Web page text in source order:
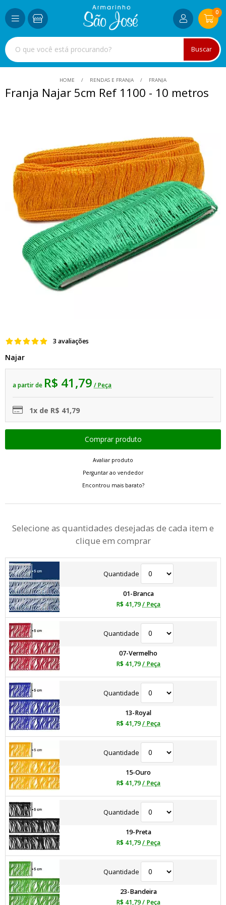
Buscar
0
HOME RENDAS E FRANJA FRANJA
Franja Najar 5cm Ref 1100 - 10 metros
3 avaliações
Najar
a partir de R$ 41,79 / Peça
1x de R$ 41,79
Avaliar produto
Perguntar ao vendedor
Encontrou mais barato?
Selecione as quantidades desejadas de cada item e
clique em comprar
Quantidade
01-Branca
R$ 41,79/ Peça
Quantidade
07-Vermelho
R$ 41,79/ Peça
Quantidade
13-Royal
R$ 41,79/ Peça
Quantidade
15-Ouro
R$ 41,79/ Peça
Quantidade
19-Preta
R$ 41,79/ Peça
Quantidade
23-Bandeira
R$ 41,79/ Peça